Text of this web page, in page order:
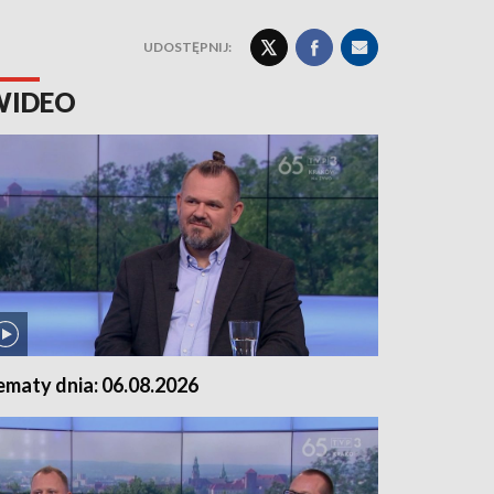
UDOSTĘPNIJ:
dnia: 06.08.2026